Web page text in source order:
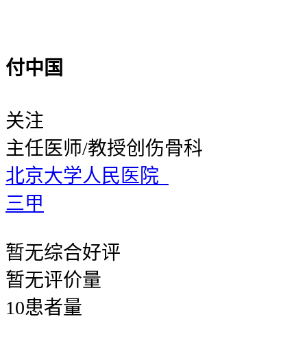
付中国
关注
主任医师/教授创伤骨科
北京大学人民医院
三甲
暂无综合好评
暂无评价量
10患者量